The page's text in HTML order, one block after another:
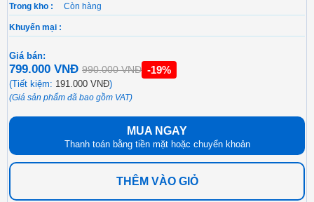
Trong kho : Còn hàng
Khuyến mại :
Giá bán:
799.000 VNĐ 990.000 VNĐ -19%
(Tiết kiệm: 191.000 VNĐ)
(Giá sản phẩm đã bao gồm VAT)
MUA NGAY
Thanh toán bằng tiền mặt hoặc chuyển khoản
THÊM VÀO GIỎ